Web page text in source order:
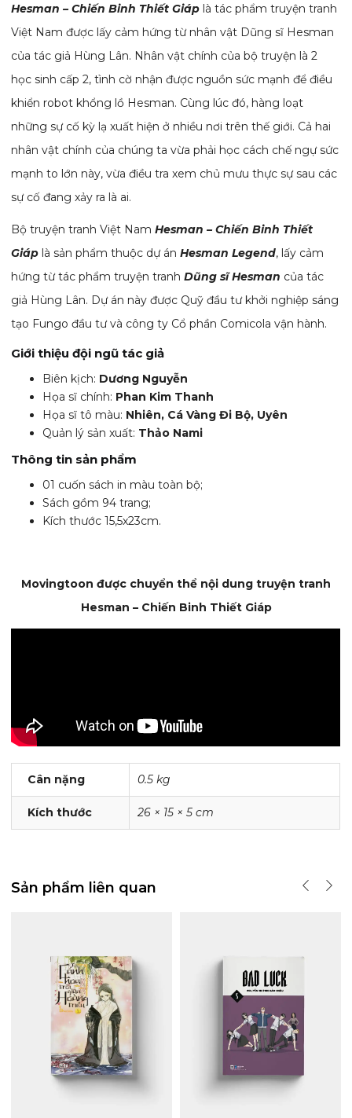
Hesman – Chiến Binh Thiết Giáp là tác phẩm truyện tranh
Việt Nam được lấy cảm hứng từ nhân vật Dũng sĩ Hesman
của tác giả Hùng Lân. Nhân vật chính của bộ truyện là 2
học sinh cấp 2, tình cờ nhận được nguồn sức mạnh để điều
khiển robot khổng lồ Hesman. Cùng lúc đó, hàng loạt
những sự cố kỳ lạ xuất hiện ở nhiều nơi trên thế giới. Cả hai
nhân vật chính của chúng ta vừa phải học cách chế ngự sức
mạnh to lớn này, vừa điều tra xem chủ mưu thực sự sau các
sự cố đang xảy ra là ai.
Bộ truyện tranh Việt NamHesman – Chiến Binh Thiết
Giáp là sản phẩm thuộc dự ánHesman Legend, lấy cảm
hứng từ tác phẩm truyện tranhDũng sĩ Hesman của tác
giả Hùng Lân. Dự án này được Quỹ đầu tư khởi nghiệp sáng
tạo Fungo đầu tư và công ty Cổ phần Comicola vận hành.
Giới thiệu đội ngũ tác giả
Biên kịch: Dương Nguyễn
Họa sĩ chính: Phan Kim Thanh
Họa sĩ tô màu: Nhiên, Cá Vàng Đi Bộ, Uyên
Quản lý sản xuất: Thảo Nami
Thông tin sản phẩm
01 cuốn sách in màu toàn bộ;
Sách gồm 94 trang;
Kích thước 15,5x23cm.
Movingtoon được chuyển thể nội dung truyện tranh
Hesman – Chiến Binh Thiết Giáp
Cân nặng 0.5 kg
Kích thước 26 × 15 × 5 cm
Sản phẩm liên quan